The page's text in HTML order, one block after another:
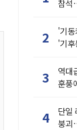
참석
2
'기동
'기
3
역대
훈풍
4
단일
붕괴